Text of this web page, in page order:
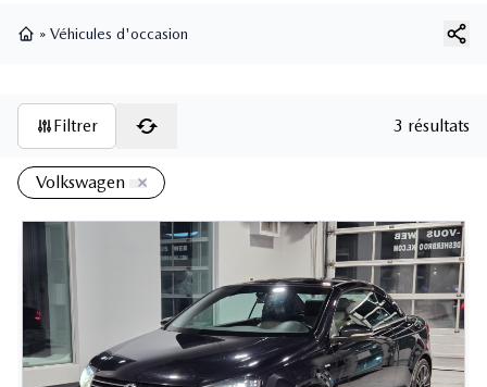
» Véhicules d'occasion
Filtrer 3 résultats
Volkswagen